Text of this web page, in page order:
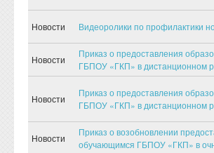
Новости Видеоролики по профилактики
Новости
Приказ о предоставления
ГБПОУ «ГКП» в дистанционном
Новости
Приказ о предоставления
ГБПОУ «ГКП» в дистанционном
Новости
Приказ о возобновлении
обучающимся ГБПОУ «ГКП» в